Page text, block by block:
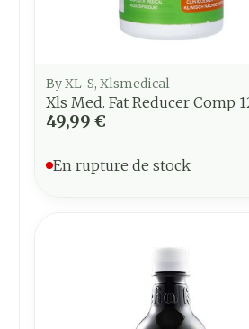
By XL-S, Xlsmedical
Xls Med. Fat Reducer Comp
49,99 €
En rupture de stock